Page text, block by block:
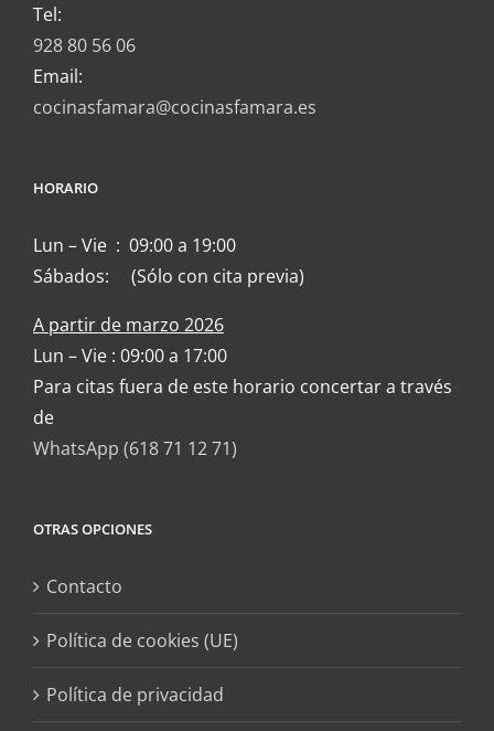
Tel:
928 80 56 06
Email:
cocinasfamara@cocinasfamara.es
HORARIO
Lun – Vie : 09:00 a 19:00
Sábados: (Sólo con cita previa)
A partir de marzo 2026
Lun – Vie : 09:00 a 17:00
Para citas fuera de este horario concertar a través
de
WhatsApp (618 71 12 71)
OTRAS OPCIONES
Contacto
Política de cookies (UE)
Política de privacidad